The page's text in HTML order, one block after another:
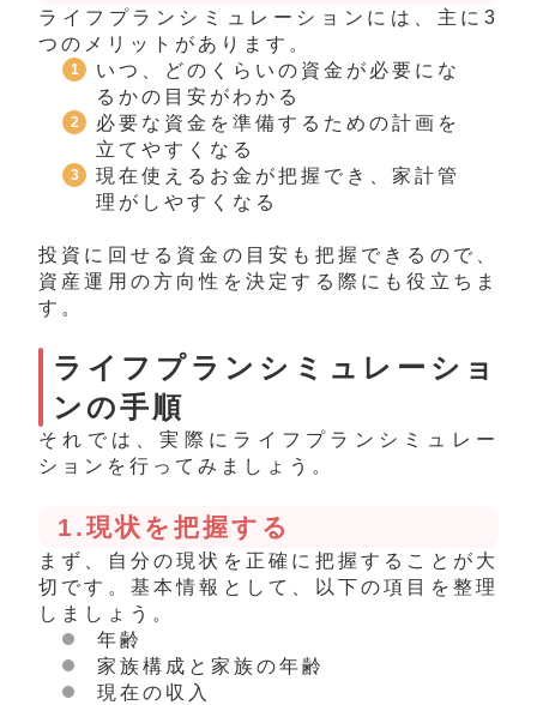
ライフプランシミュレーションには、主に3
つのメリットがあります。
いつ、どのくらいの資金が必要にな
るかの目安がわかる
必要な資金を準備するための計画を
立てやすくなる
現在使えるお金が把握でき、家計管
理がしやすくなる
投資に回せる資金の目安も把握できるので、
資産運用の方向性を決定する際にも役立ちま
す。
ライフプランシミュレーショ
ンの手順
それでは、実際にライフプランシミュレー
ションを行ってみましょう。
1.現状を把握する
まず、自分の現状を正確に把握することが大
切です。 基本情報として、以下の項目を整理
しましょう。
年齢
家族構成と家族の年齢
現在の収入